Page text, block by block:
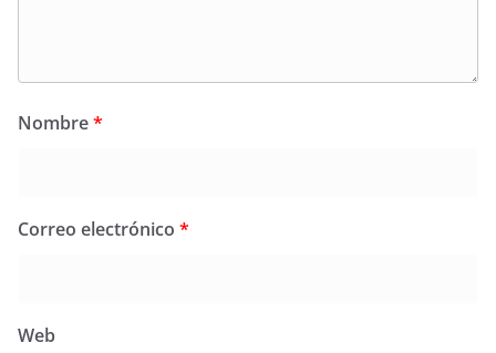
Nombre*
Correo electrónico *
Web